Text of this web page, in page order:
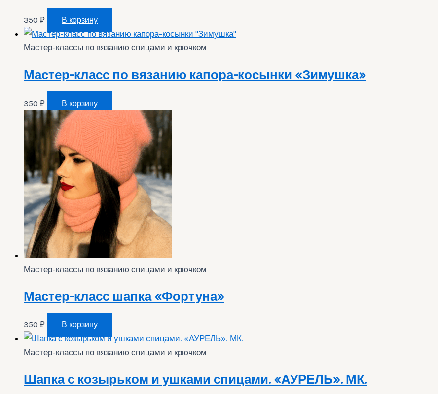
350 ₽ В корзину
Мастер-классы по вязанию спицами и крючком
Мастер-класс по вязанию капора-косынки «Зимушка»
350 ₽ В корзину
Мастер-классы по вязанию спицами и крючком
Мастер-класс шапка «Фортуна»
350 ₽ В корзину
Мастер-классы по вязанию спицами и крючком
Шапка с козырьком и ушками спицами. «АУРЕЛЬ». МК.